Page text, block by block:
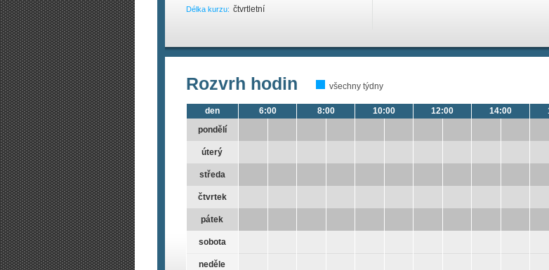
Délka kurzu: čtvrtletní
Rozvrh hodin všechny týdny
den
pondělí
úterý
středa
čtvrtek
pátek
sobota
neděle
6:00 8:00 10:00 12:00 14:00